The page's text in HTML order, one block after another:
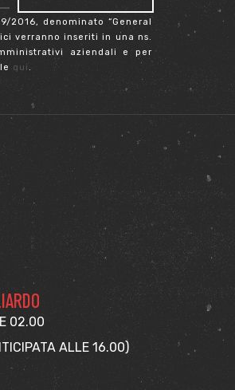
2016, denominato “General
verranno inseriti in una ns.
aziendali e per
qui .
02.00
ALLE 16.00)